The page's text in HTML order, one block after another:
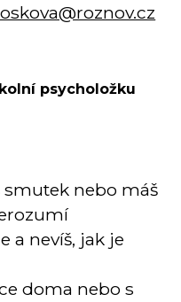
psycholožku
smutek nebo máš
a nevíš, jak je
doma nebo s